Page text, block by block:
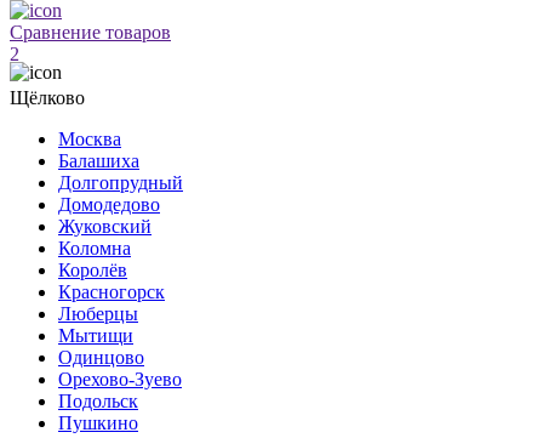
Сравнение товаров
2
Щёлково
Москва
Балашиха
Долгопрудный
Домодедово
Жуковский
Коломна
Королёв
Красногорск
Люберцы
Мытищи
Одинцово
Орехово-Зуево
Подольск
Пушкино